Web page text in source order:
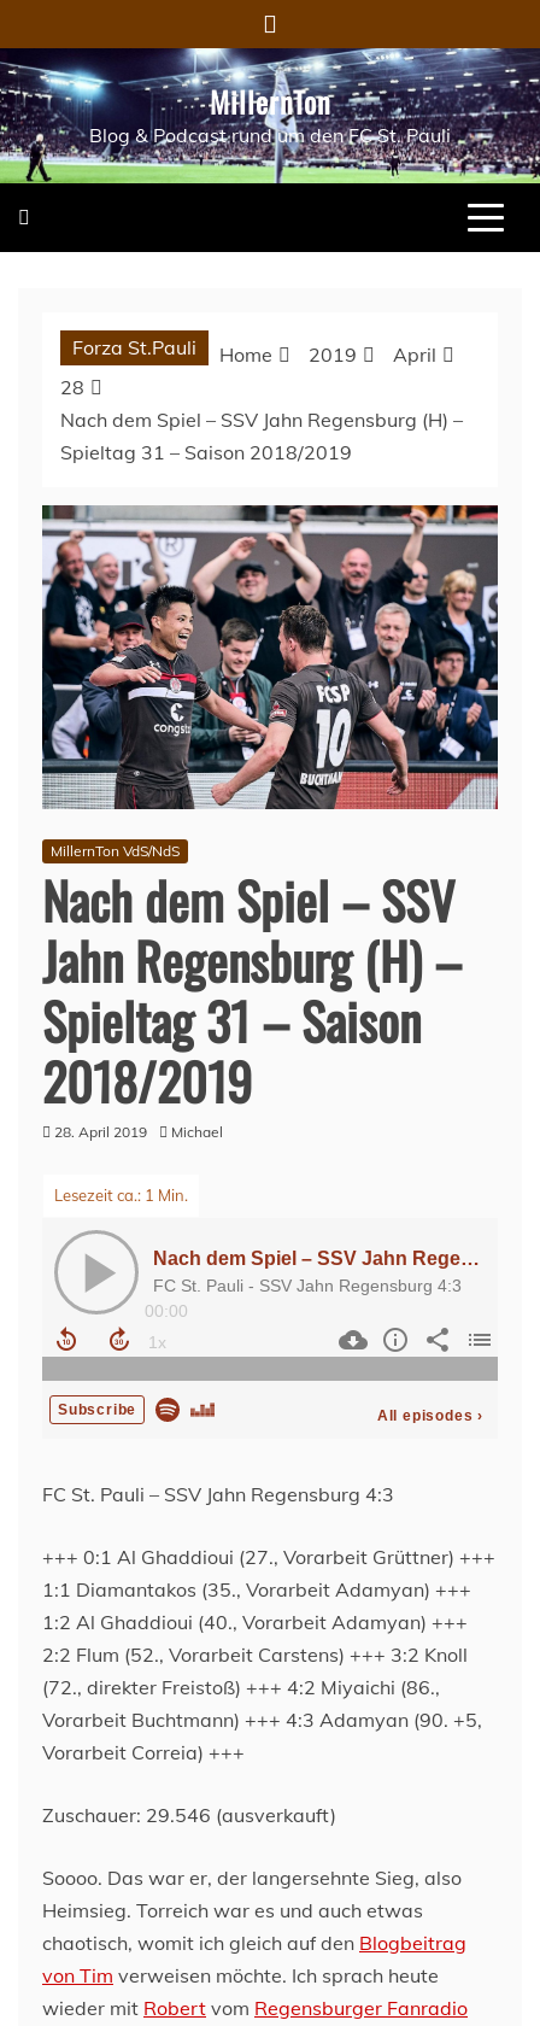
to
content
MillernTon
Blog & Podcast rund um den FC St. Pauli
Forza St.Pauli Home 2019
April
28
Nach dem Spiel – SSV Jahn Regensburg (H) –
Spieltag 31 – Saison 2018/2019
MillernTon VdS/NdS
Nach dem Spiel – SSV
Jahn Regensburg (H) –
Spieltag 31 – Saison
2018/2019
28. April 2019 Michael
FC St. Pauli – SSV Jahn Regensburg 4:3
+++ 0:1 Al Ghaddioui (27., Vorarbeit Grüttner) +++
1:1 Diamantakos (35., Vorarbeit Adamyan) +++
1:2 Al Ghaddioui (40., Vorarbeit Adamyan) +++
2:2 Flum (52., Vorarbeit Carstens) +++ 3:2 Knoll
(72., direkter Freistoß) +++ 4:2 Miyaichi (86.,
Vorarbeit Buchtmann) +++ 4:3 Adamyan (90. +5,
Vorarbeit Correia) +++
Zuschauer: 29.546 (ausverkauft)
Soooo. Das war er, der langersehnte Sieg, also
Heimsieg. Torreich war es und auch etwas
chaotisch, womit ich gleich auf den Blogbeitrag
von Tim verweisen möchte. Ich sprach heute
wieder mit Robert vom Regensburger Fanradio